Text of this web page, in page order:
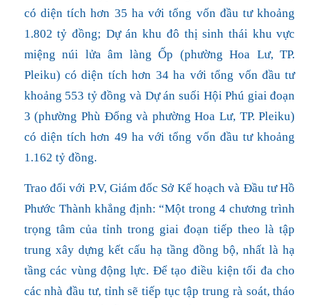
có diện tích hơn 35 ha với tổng vốn đầu tư khoảng
1.802 tỷ đồng; Dự án khu đô thị sinh thái khu vực
miệng núi lửa âm làng Ốp (phường Hoa Lư, TP.
Pleiku) có diện tích hơn 34 ha với tổng vốn đầu tư
khoảng 553 tỷ đồng và Dự án suối Hội Phú giai đoạn
3 (phường Phù Đổng và phường Hoa Lư, TP. Pleiku)
có diện tích hơn 49 ha với tổng vốn đầu tư khoảng
1.162 tỷ đồng.
Trao đổi với P.V, Giám đốc Sở Kế hoạch và Đầu tư Hồ
Phước Thành khẳng định: “Một trong 4 chương trình
trọng tâm của tỉnh trong giai đoạn tiếp theo là tập
trung xây dựng kết cấu hạ tầng đồng bộ, nhất là hạ
tầng các vùng động lực. Để tạo điều kiện tối đa cho
các nhà đầu tư, tỉnh sẽ tiếp tục tập trung rà soát, tháo